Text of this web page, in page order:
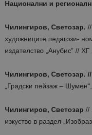
Национални и
Чилингиров, Светозар.
художниците педагози-
издателство „Анубис” //
Чилингиров, Светозар. //
„Градски пейзаж –
Чилингиров, Светозар //
изкуство в раздел